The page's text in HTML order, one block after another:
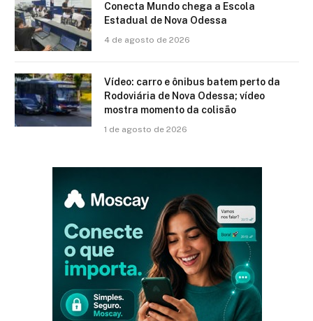
Conecta Mundo chega a Escola
Estadual de Nova Odessa
4 de agosto de 2026
Vídeo: carro e ônibus batem perto da
Rodoviária de Nova Odessa; vídeo
mostra momento da colisão
1 de agosto de 2026